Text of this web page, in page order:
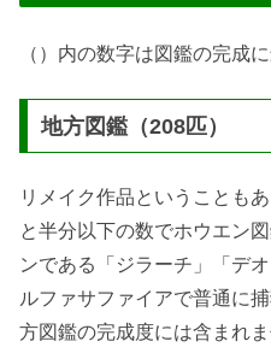
（）内の数字は図鑑の完成
地方図鑑（208匹）
リメイク作品ということも
と半分以下の数でホウエン
ンである「ジラーチ」「デ
ルファサファイアで普通に
方図鑑の完成度には含まれま